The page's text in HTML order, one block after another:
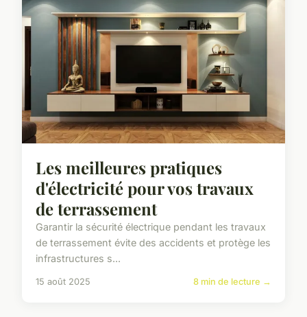
Les meilleures pratiques
d'électricité pour vos travaux
de terrassement
Garantir la sécurité électrique pendant les travaux
de terrassement évite des accidents et protège les
infrastructures s...
15 août 2025 8 min de lecture →